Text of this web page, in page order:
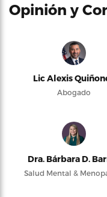
Opinión y
Lic Alexis
Abogado
Dra. Bárbara D.
Salud Mental &